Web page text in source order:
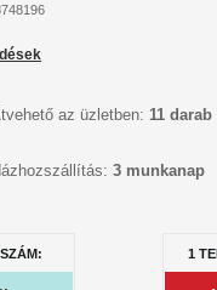
az üzletben: 11 darab
3 munkanap
1